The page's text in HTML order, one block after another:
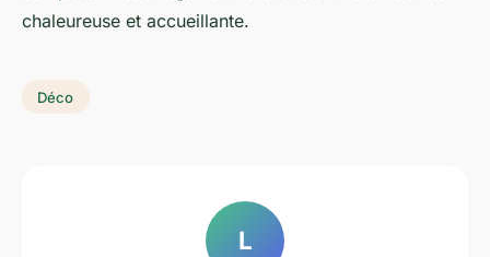
chaleureuse et accueillante.
Déco
L